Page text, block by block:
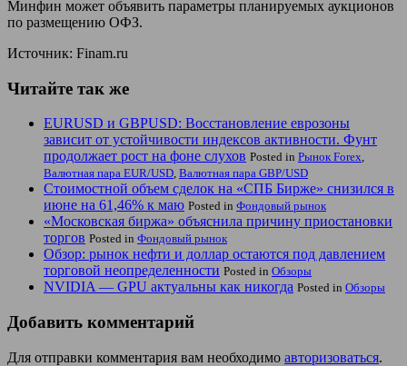
Минфин может объявить параметры планируемых аукционов
по размещению ОФЗ.
Источник: Finam.ru
Читайте так же
EURUSD и GBPUSD: Восстановление еврозоны
зависит от устойчивости индексов активности. Фунт
продолжает рост на фоне слухов Posted in Рынок Forex,
Валютная пара EUR/USD, Валютная пара GBP/USD
Стоимостной объем сделок на «СПБ Бирже» снизился в
июне на 61,46% к маю Posted in Фондовый рынок
«Московская биржа» объяснила причину приостановки
торгов Posted in Фондовый рынок
Обзор: рынок нефти и доллар остаются под давлением
торговой неопределенности Posted in Обзоры
NVIDIA — GPU актуальны как никогда Posted in Обзоры
Добавить комментарий
Для отправки комментария вам необходимо авторизоваться.